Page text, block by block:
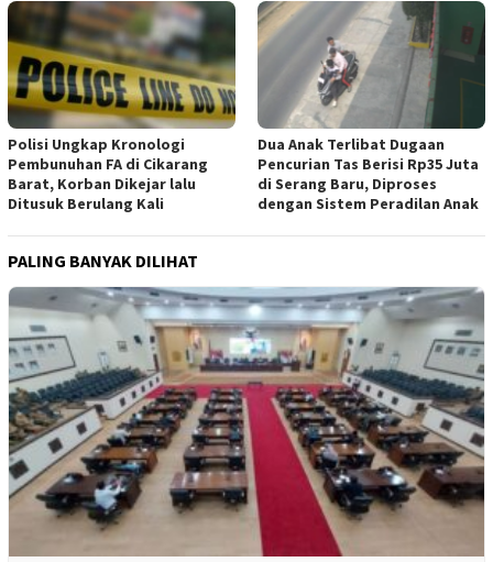
Polisi Ungkap Kronologi
Pembunuhan FA di Cikarang
Barat, Korban Dikejar lalu
Ditusuk Berulang Kali
Dua Anak Terlibat Dugaan
Pencurian Tas Berisi Rp35 Juta
di Serang Baru, Diproses
dengan Sistem Peradilan Anak
PALING BANYAK DILIHAT